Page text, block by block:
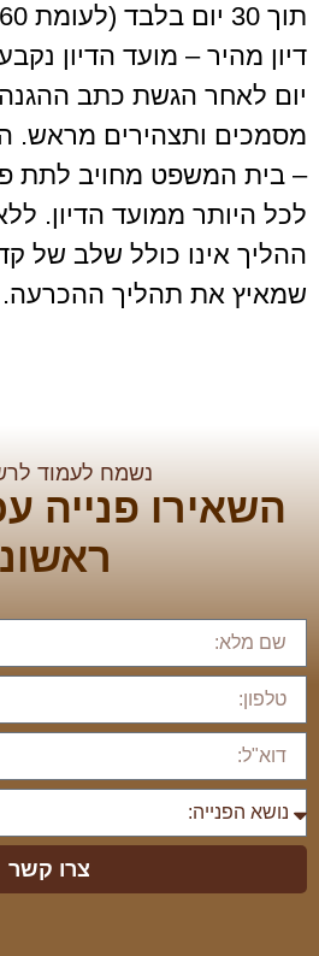
יום לאחר הגשת כתב
לכל היותר ממועד הדיון.
ההליך אינו כולל שלב של
שמאיץ את תהליך ההכרעה.
נשמח לעמוד
השאירו פנייה
צרו קשר